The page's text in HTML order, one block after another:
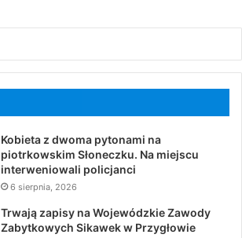
Kobieta z dwoma pytonami na
piotrkowskim Słoneczku. Na miejscu
interweniowali policjanci
6 sierpnia, 2026
Trwają zapisy na Wojewódzkie Zawody
Zabytkowych Sikawek w Przygłowie